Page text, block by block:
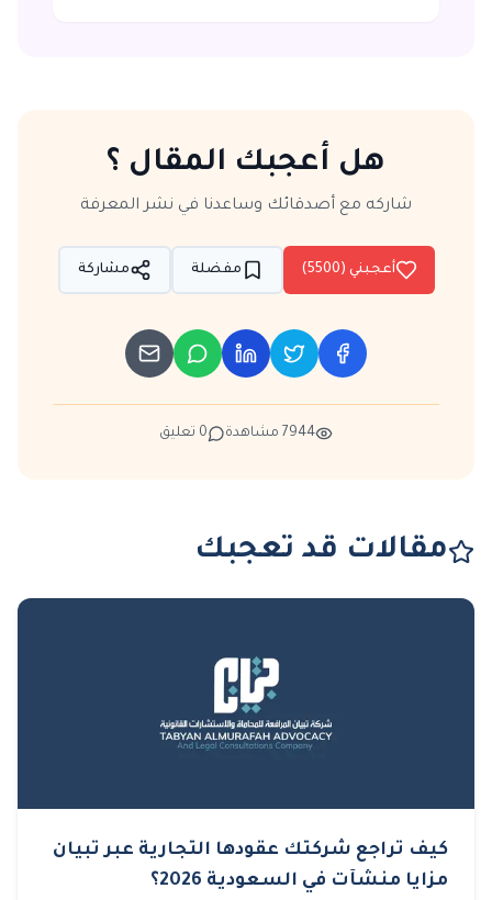
هل أعجبك المقال ؟
شاركه مع أصدقائك وساعدنا في نشر المعرفة
أعجبني (5500
) مفضلة مشاركة
7944 مشاهدة 0 تعليق
مقالات قد تعجبك
كيف تراجع شركتك عقودها التجارية عبر تبيان
مزايا منشآت في السعودية 2026؟